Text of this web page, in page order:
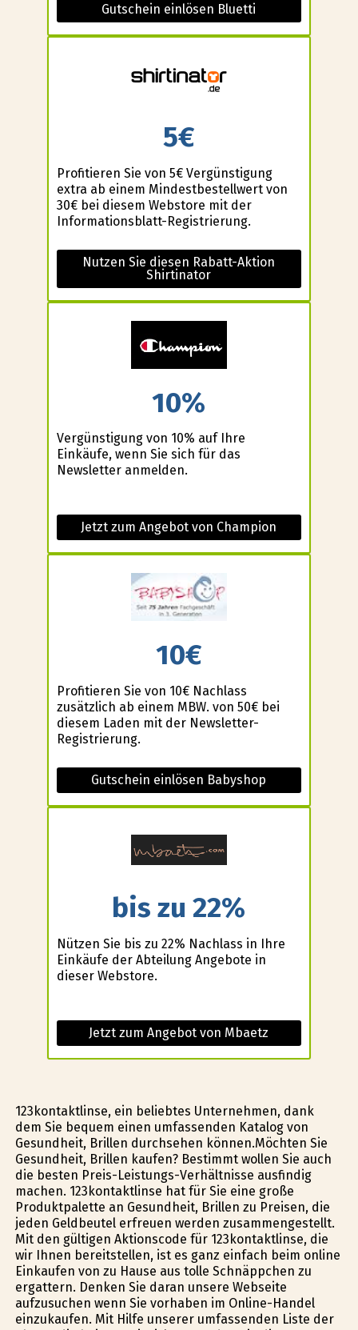
Gutschein einlösen Bluetti
5€
Profitieren Sie von 5€ Vergünstigung
extra ab einem Mindestbestellwert von
30€ bei diesem Webstore mit der
Informationsblatt-Registrierung.
Nutzen Sie diesen Rabatt-Aktion
Shirtinator
10%
Vergünstigung von 10% auf Ihre
Einkäufe, wenn Sie sich für das
Newsletter anmelden.
Jetzt zum Angebot von Champion
10€
Profitieren Sie von 10€ Nachlass
zusätzlich ab einem MBW. von 50€ bei
diesem Laden mit der Newsletter-
Registrierung.
Gutschein einlösen Babyshop
bis zu 22%
Nützen Sie bis zu 22% Nachlass in Ihre
Einkäufe der Abteilung Angebote in
dieser Webstore.
Jetzt zum Angebot von Mbaetz
123kontaktlinse, ein beliebtes Unternehmen, dank
dem Sie bequem einen umfassenden Katalog von
Gesundheit, Brillen durchsehen können.Möchten Sie
Gesundheit, Brillen kaufen? Bestimmt wollen Sie auch
die besten Preis-Leistungs-Verhältnisse ausfindig
machen. 123kontaktlinse hat für Sie eine große
Produktpalette an Gesundheit, Brillen zu Preisen, die
jeden Geldbeutel erfreuen werden zusammengestellt.
Mit den gültigen Aktionscode für 123kontaktlinse, die
wir Ihnen bereitstellen, ist es ganz einfach beim online
Einkaufen von zu Hause aus tolle Schnäppchen zu
ergattern. Denken Sie daran unsere Webseite
aufzusuchen wenn Sie vorhaben im Online-Handel
einzukaufen. Mit Hilfe unserer umfassenden Liste der